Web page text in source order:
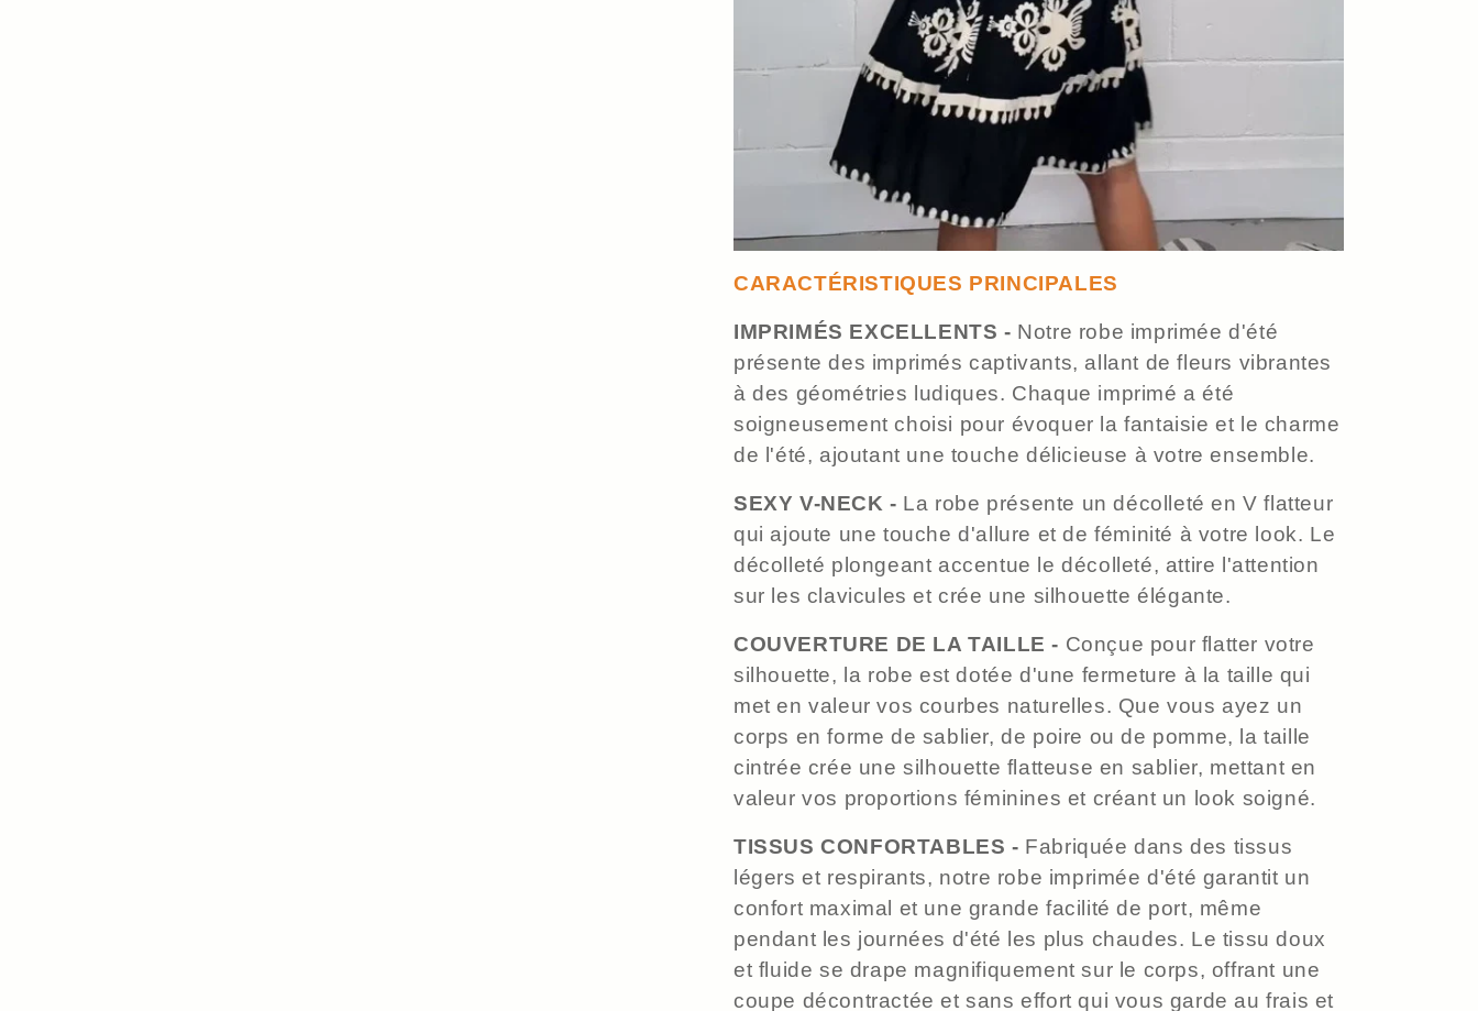
CARACTÉRISTIQUES PRINCIPALES
IMPRIMÉS EXCELLENTS - Notre robe imprimée d'été
présente des imprimés captivants, allant de fleurs vibrantes
à des géométries ludiques. Chaque imprimé a été
soigneusement choisi pour évoquer la fantaisie et le charme
de l'été, ajoutant une touche délicieuse à votre ensemble.
SEXY V-NECK - La robe présente un décolleté en V flatteur
qui ajoute une touche d'allure et de féminité à votre look. Le
décolleté plongeant accentue le décolleté, attire l'attention
sur les clavicules et crée une silhouette élégante.
COUVERTURE DE LA TAILLE - Conçue pour flatter votre
silhouette, la robe est dotée d'une fermeture à la taille qui
met en valeur vos courbes naturelles. Que vous ayez un
corps en forme de sablier, de poire ou de pomme, la taille
cintrée crée une silhouette flatteuse en sablier, mettant en
valeur vos proportions féminines et créant un look soigné.
TISSUS CONFORTABLES - Fabriquée dans des tissus
légers et respirants, notre robe imprimée d'été garantit un
confort maximal et une grande facilité de port, même
pendant les journées d'été les plus chaudes. Le tissu doux
et fluide se drape magnifiquement sur le corps, offrant une
coupe décontractée et sans effort qui vous garde au frais et